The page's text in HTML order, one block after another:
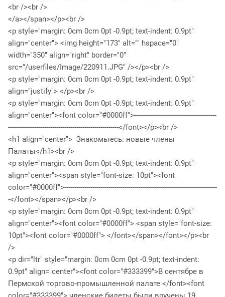
<br /><br />
</a></span></p><br />
<p style="margin: 0cm 0cm 0pt -0.9pt; text-indent: 0.9pt"
align="center"> <img height="173" alt="" hspace="0"
width="350" align="right" border="0"
src="/userfiles/Image/220911.JPG" /></p><br />
<p style="margin: 0cm 0cm 0pt -0.9pt; text-indent: 0.9pt"
align="justify"> </p><br />
<p style="margin: 0cm 0cm 0pt -0.9pt; text-indent: 0.9pt"
align="center"><font color="#0000ff">-----------------------------------------
-------------------------------------------------------</font></p><br />
<h1 align="center"> Знакомьтесь: новые члены
Палаты</h1><br />
<p style="margin: 0cm 0cm 0pt -0.9pt; text-indent: 0.9pt"
align="center"><span style="font-size: 10pt"><font
color="#0000ff">----------------------------------------------------------------------------
-</font></span></p><br />
<p style="margin: 0cm 0cm 0pt -0.9pt; text-indent: 0.9pt"
align="center"><font color="#0000ff"> <span style="font-size:
10pt"><font color="#0000ff"> </font></span></font></p><br
/>
<p dir="ltr" style="margin: 0cm 0cm 0pt -0.9pt; text-indent:
0.9pt" align="center"><font color="#333399">В сентябре в
Пермской торгово-промышленной палате </font><font